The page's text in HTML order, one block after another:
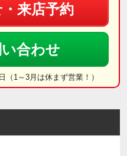
来店予約
合わせ
1～3月は休まず営業！）